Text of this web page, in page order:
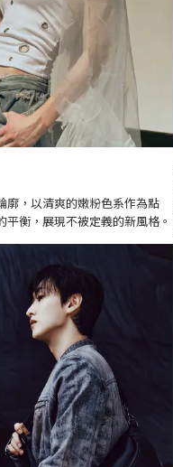
廓，以清爽的嫩粉色系作為點
衡，展現不被定義的新風格。